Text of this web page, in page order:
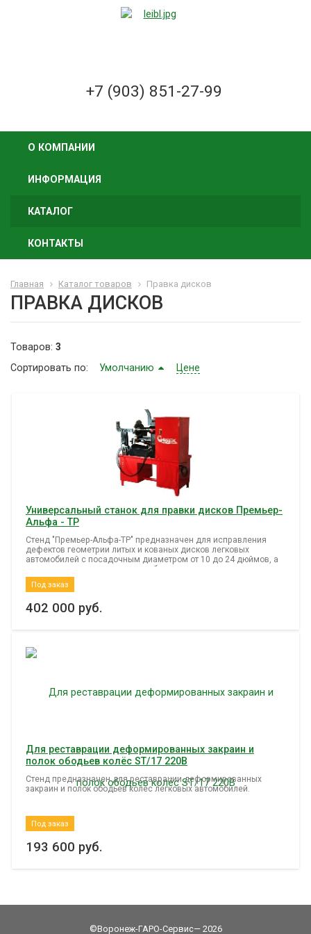
+7 (903) 851-27-99
О КОМПАНИИ
ИНФОРМАЦИЯ
КАТАЛОГ
КОНТАКТЫ
Главная Каталог товаров Правка дисков
ПРАВКА ДИСКОВ
Товаров: 3
Сортировать по:
Умолчанию Цене
Универсальный станок для правки дисков Премьер-
Альфа - ТР
Стенд "Премьер-Альфа-ТР" предназначен для исправления
дефектов геометрии литых и кованых дисков легковых
автомобилей с посадочным диаметром от 10 до 24 дюймов, а
также восстановления полки и бортовых закраин штампованых
дисков легковых автомобилей с посадочным диаметром от 13
до 16 дюймов, включая диски автомобилей семейства
Под заказ
402 000 руб.
Для реставрации деформированных закраин и
полок ободьев колёс ST/17 220В
Стенд предназначен для реставрации деформированных
закраин и полок ободьев колёс легковых автомобилей.
Под заказ
193 600 руб.
©Воронеж-ГАРО-Сервис— 2026